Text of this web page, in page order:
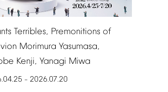
Terribles, Premonitions of
Morimura Yasumasa,
Kenji, Yanagi Miwa
– 2026.07.20